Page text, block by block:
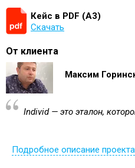
Кейс в PDF (А3)
Скачать
От клиента
Максим
Individ — это эталон,
Подробное описание проекта